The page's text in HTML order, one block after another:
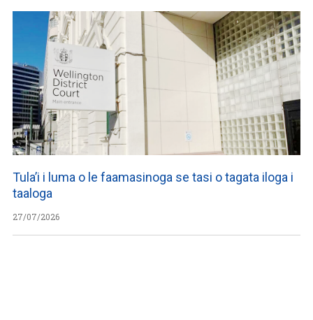
Tula’i i luma o le faamasinoga se tasi o tagata iloga i
taaloga
27/07/2026